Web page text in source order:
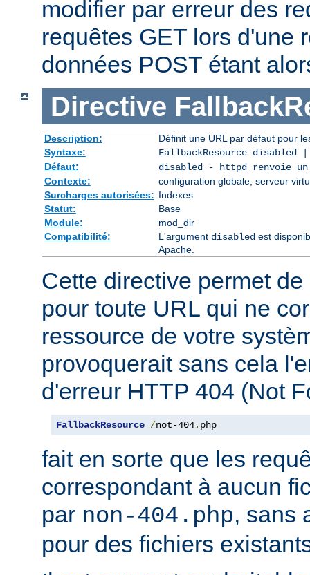
modifier par erreur des
requêtes GET lors d'une
données POST étant
Directive
Description:
Définit une URL par défaut pour
Syntaxe:
FallbackResource disabled
Défaut:
disabled - httpd renvoie un
Contexte:
configuration globale, serveur
Surcharges autorisées: Indexes
Statut:
Base
Module:
mod_dir
Compatibilité:
L'argument disabledest
Apache.
Cette directive permet
pour toute URL qui ne
ressource de votre
provoquerait sans cela
d'erreur HTTP 404 (Not
FallbackResource /not-404. php
fait en sorte que les
correspondant à aucun
par non-404.php, sans
pour des fichiers